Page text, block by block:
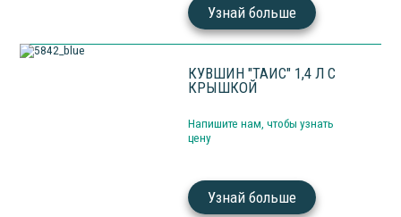
Узнай больше
КУВШИН "ТАИС" 1,4 Л С
КРЫШКОЙ
Напишите нам, чтобы узнать
цену
Узнай больше